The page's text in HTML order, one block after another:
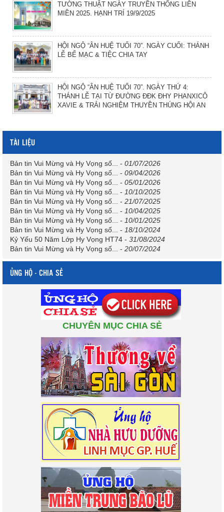
TƯỜNG THUẬT NGÀY TRUYỀN THỐNG LIÊN
MIỀN 2025. HẠNH TRÍ 19/9/2025
HỘI NGỘ “ÂN HUỆ TUỔI 70”. NGÀY CUỐI: THÁNH
LỄ BẾ MẠC & TIỆC CHIA TAY
HỘI NGỘ “ÂN HUỆ TUỔI 70”. NGÀY THỨ 4:
THÁNH LỄ TẠI TỪ ĐƯỜNG ĐĐK ĐHY PHANXICÔ
XAVIE & TRẢI NGHIỆM THUYỀN THÚNG HỘI AN
TÀI LIỆU
Bản tin Vui Mừng và Hy Vọng số... - 01/07/2026
Bản tin Vui Mừng và Hy Vọng số...
- 09/04/2026
Bản tin Vui Mừng và Hy Vọng số...
- 05/01/2026
Bản tin Vui Mừng và Hy Vọng số...
- 10/10/2025
Bản tin Vui Mừng và Hy Vọng số...
- 21/07/2025
Bản tin Vui Mừng và Hy Vọng số...
- 10/04/2025
Bản tin Vui Mừng và Hy Vọng số...
- 10/01/2025
Bản tin Vui Mừng và Hy Vọng số...
- 18/10/2024
Kỷ Yếu 50 Năm Lớp Hy Vọng HT74 - 31/08/2024
Bản tin Vui Mừng và Hy Vọng số...
- 20/07/2024
ỦNG HỘ - CHIA SẺ
CHUYÊN MỤC CHIA SẺ